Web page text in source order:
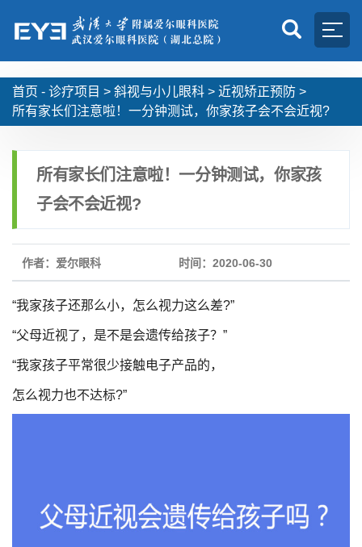
首页 - 诊疗项目 > 斜视与小儿眼科 > 近视矫正预防 >
所有家长们注意啦！一分钟测试，你家孩子会不会近视?
所有家长们注意啦！一分钟测试，你家孩
子会不会近视?
作者：爱尔眼科 时间：2020-06-30
“我家孩子还那么小，怎么视力这么差?”
“父母近视了，是不是会遗传给孩子？”
“我家孩子平常很少接触电子产品的，
怎么视力也不达标?”